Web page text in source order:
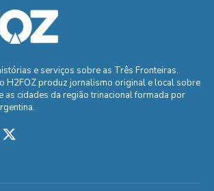
e serviços sobre as Três Fronteiras.
H2FOZ produz jornalismo original e local sobre
as cidades da região trinacional formada por